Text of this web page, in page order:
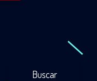
Buscar